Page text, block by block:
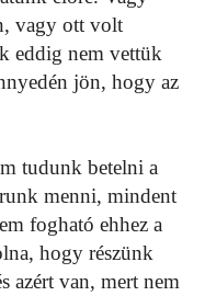
vagy ott volt
eddig nem vettük
jön, hogy az
tudunk betelni a
menni, mindent
fogható ehhez a
hogy részünk
azért van, mert nem